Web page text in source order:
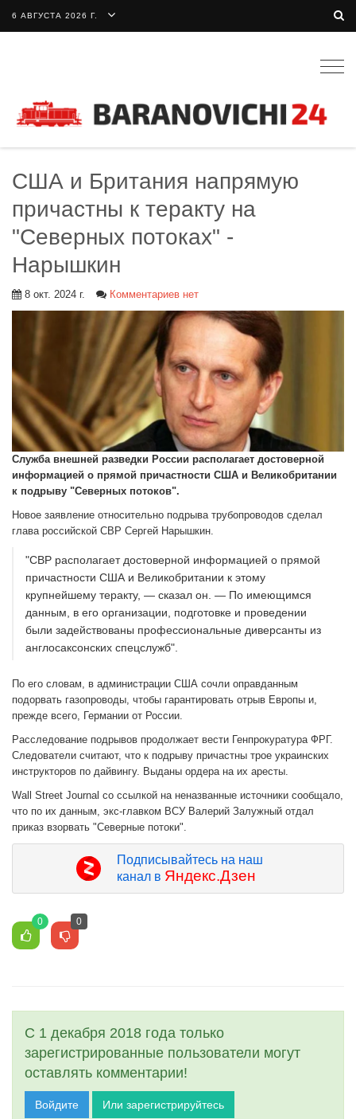
6 АВГУСТА 2026 Г.
США и Британия напрямую
причастны к теракту на
"Северных потоках" -
Нарышкин
8 окт. 2024 г. Комментариев нет
Служба внешней разведки России располагает достоверной
информацией о прямой причастности США и Великобритании
к подрыву "Северных потоков".
Новое заявление относительно подрыва трубопроводов сделал
глава российской СВР Сергей Нарышкин.
"СВР располагает достоверной информацией о прямой
причастности США и Великобритании к этому
крупнейшему теракту, — сказал он. — По имеющимся
данным, в его организации, подготовке и проведении
были задействованы профессиональные диверсанты из
англосаксонских спецслужб".
По его словам, в администрации США сочли оправданным
подорвать газопроводы, чтобы гарантировать отрыв Европы и,
прежде всего, Германии от России.
Расследование подрывов продолжает вести Генпрокуратура ФРГ.
Следователи считают, что к подрыву причастны трое украинских
инструкторов по дайвингу. Выданы ордера на их аресты.
Wall Street Journal со ссылкой на неназванные источники сообщало,
что по их данным, экс-главком ВСУ Валерий Залужный отдал
приказ взорвать "Северные потоки".
Подписывайтесь на наш
канал в Яндекс.Дзен
0 0
С 1 декабря 2018 года только
зарегистрированные пользователи могут
оставлять комментарии!
Войдите Или зарегистрируйтесь